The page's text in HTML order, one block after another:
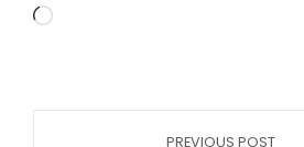
Loading…
PREVIOUS POST